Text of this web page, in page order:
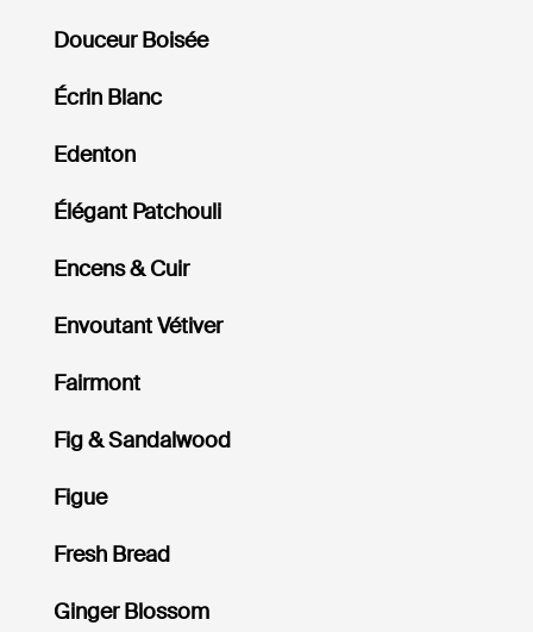
Douceur Boisée
Écrin Blanc
Edenton
Élégant Patchouli
Encens & Cuir
Envoutant Vétiver
Fairmont
Fig & Sandalwood
Figue
Fresh Bread
Ginger Blossom